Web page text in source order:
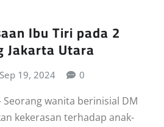
Ibu Tiri pada 2
Jakarta Utara
Sep 19, 2024 0
Seorang wanita berinisial DM
kekerasan terhadap anak-